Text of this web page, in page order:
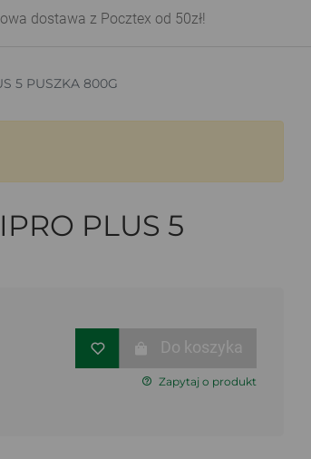
dostawa z Pocztex od 50zł!
5 PUSZKA 800G
PLUS 5
Do koszyka
Zapytaj o produkt